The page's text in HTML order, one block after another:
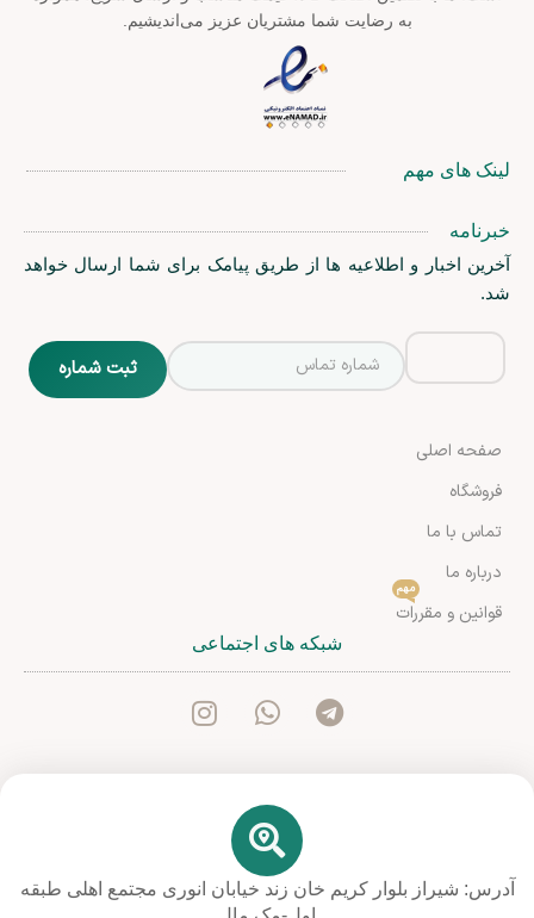
به رضایت شما مشتریان عزیز می‌اندیشیم.
لینک های مهم
خبرنامه
آخرین اخبار و اطلاعیه ها از طریق پیامک برای شما ارسال خواهد
شد.
صفحه اصلی
فروشگاه
تماس با ما
درباره ما
قوانین و مقررات
مهم
شبکه های اجتماعی
آدرس: شیراز بلوار کریم خان زند خیابان انوری مجتمع اهلی طبقه